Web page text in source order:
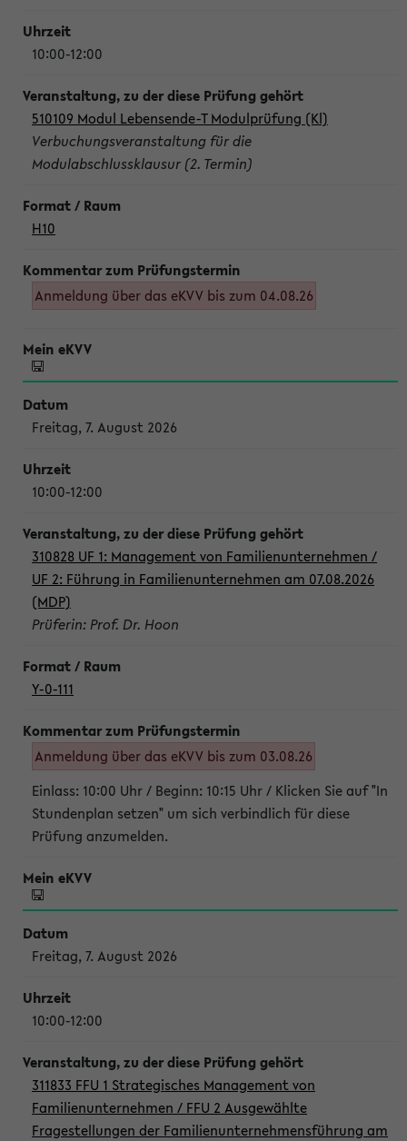
10:00-12:00
510109 Modul Lebensende-T Modulprüfung (Kl)
Verbuchungsveranstaltung für die
Modulabschlussklausur (2. Termin)
H10
Anmeldung über das eKVV bis zum 04.08.26
Freitag, 7. August 2026
10:00-12:00
310828 UF 1: Management von Familienunternehmen /
UF 2: Führung in Familienunternehmen am 07.08.2026
(MDP)
Prüferin: Prof. Dr. Hoon
Y-0-111
Anmeldung über das eKVV bis zum 03.08.26
Einlass: 10:00 Uhr / Beginn: 10:15 Uhr / Klicken Sie auf "In
Stundenplan setzen" um sich verbindlich für diese
Prüfung anzumelden.
Freitag, 7. August 2026
10:00-12:00
311833 FFU 1 Strategisches Management von
Familienunternehmen / FFU 2 Ausgewählte
Fragestellungen der Familienunternehmensführung am